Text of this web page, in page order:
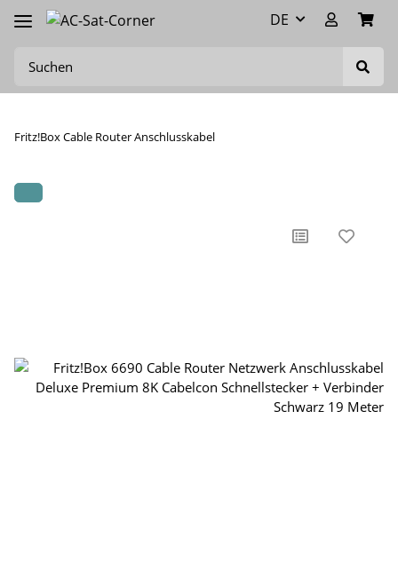
DE
Fritz!Box Cable Router Anschlusskabel